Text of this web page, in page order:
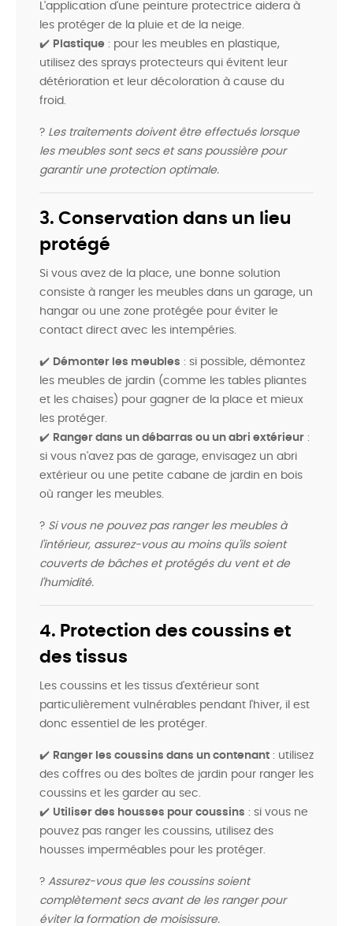
L'application d'une peinture protectrice aidera à
les protéger de la pluie et de la neige.
✔️ Plastique : pour les meubles en plastique,
utilisez des sprays protecteurs qui évitent leur
détérioration et leur décoloration à cause du
froid.
? Les traitements doivent être effectués lorsque
les meubles sont secs et sans poussière pour
garantir une protection optimale.
3. Conservation dans un lieu
protégé
Si vous avez de la place, une bonne solution
consiste à ranger les meubles dans un garage, un
hangar ou une zone protégée pour éviter le
contact direct avec les intempéries.
✔️ Démonter les meubles : si possible, démontez
les meubles de jardin (comme les tables pliantes
et les chaises) pour gagner de la place et mieux
les protéger.
✔️ Ranger dans un débarras ou un abri extérieur :
si vous n'avez pas de garage, envisagez un abri
extérieur ou une petite cabane de jardin en bois
où ranger les meubles.
? Si vous ne pouvez pas ranger les meubles à
l'intérieur, assurez-vous au moins qu'ils soient
couverts de bâches et protégés du vent et de
l'humidité.
4. Protection des coussins et
des tissus
Les coussins et les tissus d'extérieur sont
particulièrement vulnérables pendant l'hiver, il est
donc essentiel de les protéger.
✔️ Ranger les coussins dans un contenant : utilisez
des coffres ou des boîtes de jardin pour ranger les
coussins et les garder au sec.
✔️ Utiliser des housses pour coussins : si vous ne
pouvez pas ranger les coussins, utilisez des
housses imperméables pour les protéger.
? Assurez-vous que les coussins soient
complètement secs avant de les ranger pour
éviter la formation de moisissure.